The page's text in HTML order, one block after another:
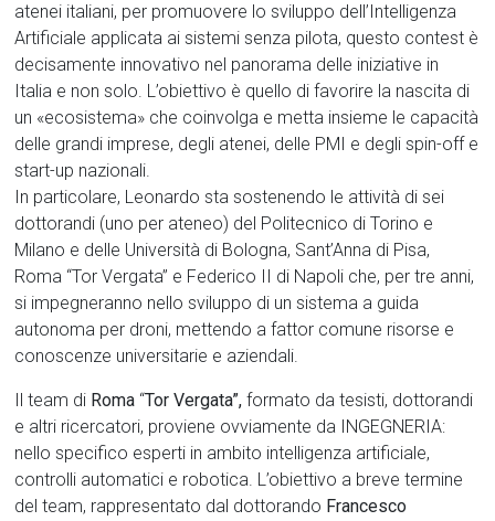
atenei italiani, per promuovere lo sviluppo dell’Intelligenza
Artificiale applicata ai sistemi senza pilota, questo contest è
decisamente innovativo nel panorama delle iniziative in
Italia e non solo. L’obiettivo è quello di favorire la nascita di
un «ecosistema» che coinvolga e metta insieme le capacità
delle grandi imprese, degli atenei, delle PMI e degli spin-off e
start-up nazionali.
In particolare, Leonardo sta sostenendo le attività di sei
dottorandi (uno per ateneo) del Politecnico di Torino e
Milano e delle Università di Bologna, Sant’Anna di Pisa,
Roma “Tor Vergata” e Federico II di Napoli che, per tre anni,
si impegneranno nello sviluppo di un sistema a guida
autonoma per droni, mettendo a fattor comune risorse e
conoscenze universitarie e aziendali.
Il team di Roma “Tor Vergata”, formato da tesisti, dottorandi
e altri ricercatori, proviene ovviamente da INGEGNERIA:
nello specifico esperti in ambito intelligenza artificiale,
controlli automatici e robotica. L’obiettivo a breve termine
del team, rappresentato dal dottorando Francesco